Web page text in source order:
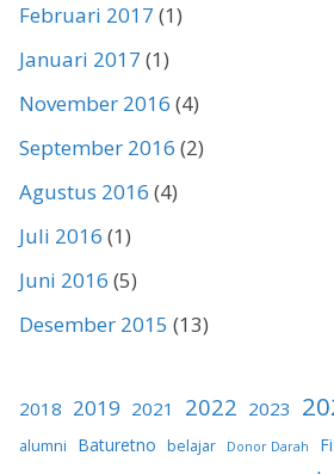
Februari 2017 (1)
Januari 2017 (1)
November 2016 (4)
September 2016 (2)
Agustus 2016 (4)
Juli 2016 (1)
Juni 2016 (5)
Desember 2015 (13)
2018 2019 2021 2022 2023
alumni Baturetno belajar Donor Darah